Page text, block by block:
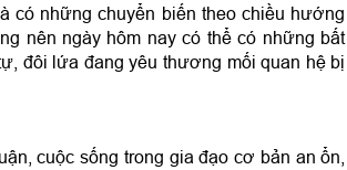
có những chuyển biến theo chiều hướng
nên ngày hôm nay có thể có những bất
đôi lứa đang yêu thương mối quan hệ bị
cuộc sống trong gia đạo cơ bản an ổn,